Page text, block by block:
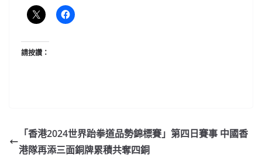
請按讚：
「香港2024世界跆拳道品勢錦標賽」第四日賽事 中國香
港隊再添三面銅牌累積共奪四銅